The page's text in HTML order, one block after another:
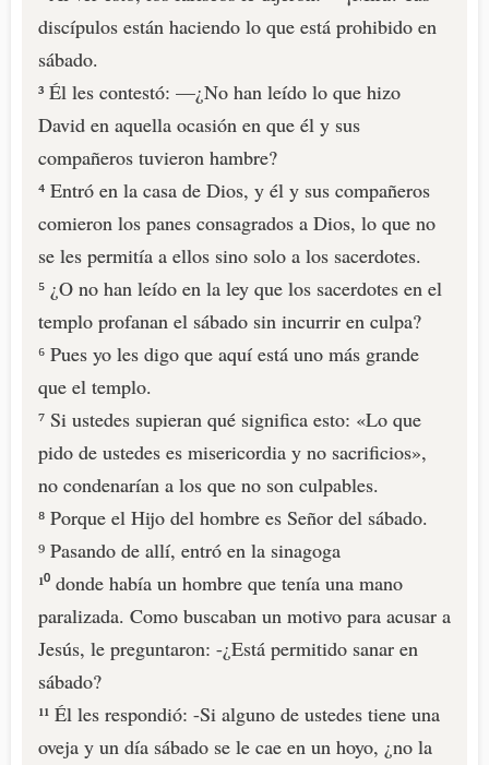
discípulos están haciendo lo que está prohibido en
sábado.
³ Él les contestó: —¿No han leído lo que hizo
David en aquella ocasión en que él y sus
compañeros tuvieron hambre?
⁴ Entró en la casa de Dios, y él y sus compañeros
comieron los panes consagrados a Dios, lo que no
se les permitía a ellos sino solo a los sacerdotes.
⁵ ¿O no han leído en la ley que los sacerdotes en el
templo profanan el sábado sin incurrir en culpa?
⁶ Pues yo les digo que aquí está uno más grande
que el templo.
⁷ Si ustedes supieran qué significa esto: «Lo que
pido de ustedes es misericordia y no sacrificios»,
no condenarían a los que no son culpables.
⁸ Porque el Hijo del hombre es Señor del sábado.
⁹ Pasando de allí, entró en la sinagoga
¹⁰ donde había un hombre que tenía una mano
paralizada. Como buscaban un motivo para acusar a
Jesús, le preguntaron: -¿Está permitido sanar en
sábado?
¹¹ Él les respondió: -Si alguno de ustedes tiene una
oveja y un día sábado se le cae en un hoyo, ¿no la